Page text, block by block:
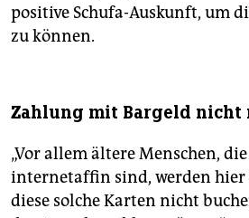
positive Schufa-Auskunft, um
zu können.
Zahlung mit Bargeld nicht
„Vor allem ältere Menschen,
internetaffin sind, werden hier
diese solche Karten nicht